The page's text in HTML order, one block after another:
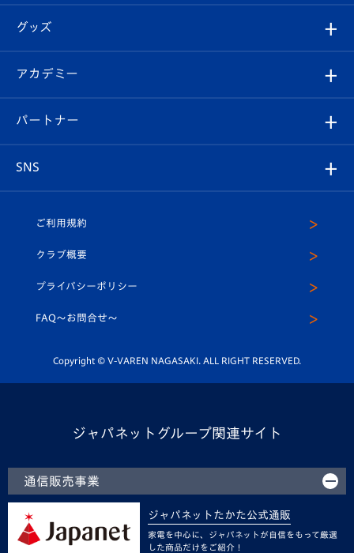
チケット
イベント
メディア
ホームタウン
スタッフプロフィール
マスコット紹介
平和祈念活動
ホームタウン活動
はじめての観戦ガイド
Revive Team
ヴィヴィくんの長崎おもてなしガイド
フォトギャラリー
スタジアムグルメ
チケット
V-LOVERS（ファンクラブ）
プレイヤーズスイート
グッズ
オンラインショップ
店舗情報
アカデミー
育成からのお知らせ
U-18
スクール
パートナー
SNS
ヴィヴィくんインスタグラム
公式LINE＠
ご利用規約
クラブ概要
プライバシーポリシー
FAQ〜お問合せ〜
Copyright © V-VAREN NAGASAKI. ALL RIGHT RESERVED.
ジャパネットグループ関連サイト
通信販売事業
ジャパネットたかた公式通販
家電を中心に、ジャパネットが自信をもって厳選
した商品だけをご紹介！